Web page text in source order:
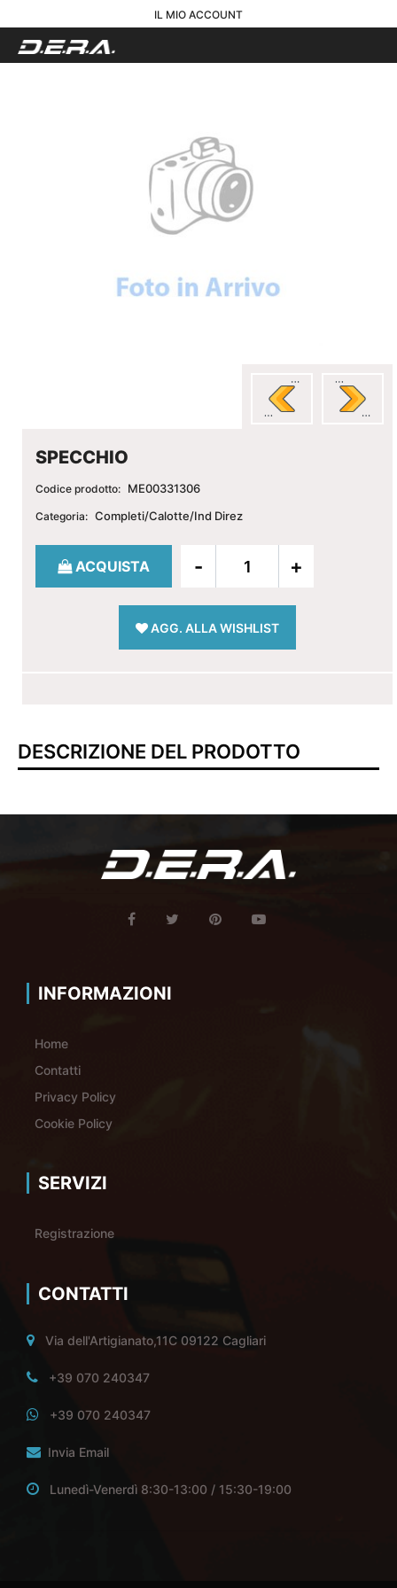
IL MIO ACCOUNT
SPECCHIO
Codice prodotto: ME00331306
Categoria: Completi/Calotte/Ind Direz
Quantità
ACQUISTA
AGG. ALLA WISHLIST
DESCRIZIONE DEL PRODOTTO
INFORMAZIONI
Home
Contatti
Privacy Policy
Cookie Policy
SERVIZI
Registrazione
CONTATTI
Via dell'Artigianato,11C 09122 Cagliari
+39 070 240347
+39 070 240347
Invia Email
Lunedì-Venerdì 8:30-13:00 / 15:30-19:00